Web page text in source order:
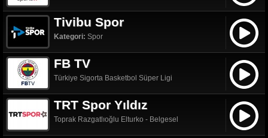
Tivibu Spor
Kategori: Spor
FB TV
Türkiye Sigorta Basketbol Süper Ligi
TRT Spor Yıldız
Toprak Razgatlıoğlu Elturko - Belgesel